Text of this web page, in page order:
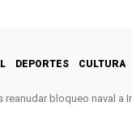
DEPORTES CULTURA
reanudar bloqueo naval a